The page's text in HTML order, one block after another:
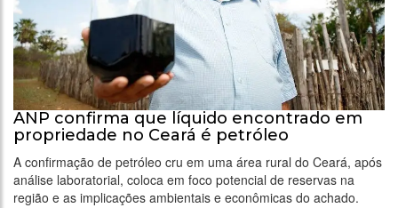
ANP confirma que líquido encontrado em
propriedade no Ceará é petróleo
A confirmação de petróleo cru em uma área rural do Ceará, após
análise laboratorial, coloca em foco potencial de reservas na
região e as implicações ambientais e econômicas do achado.